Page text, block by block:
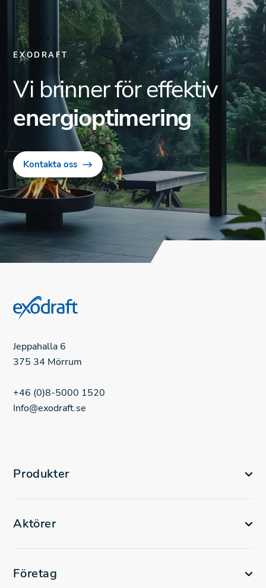
EXODRAFT
Vi brinner för effektiv
energioptimering
Kontakta oss
Jeppahalla 6
375 34 Mörrum
+46 (0)8-5000 1520
Info@exodraft.se
Produkter
Aktörer
Företag